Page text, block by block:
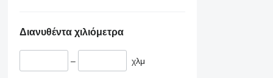
Διανυθέντα χιλιόμετρα
– χλμ